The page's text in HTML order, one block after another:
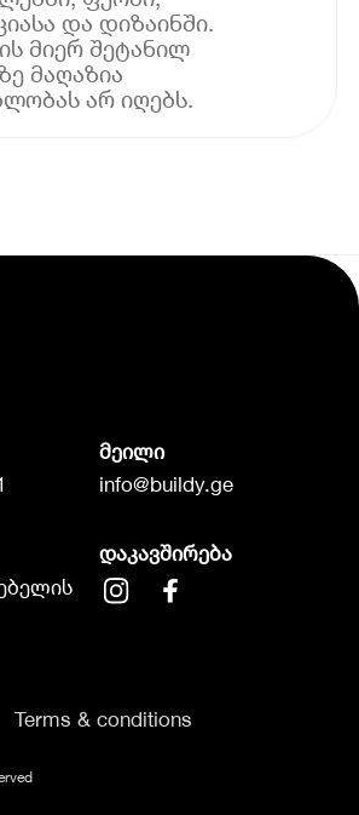
და დიზაინში.
მიერ შეტანილ
მაღაზია
არ იღებს.
მეილი
info@buildy.ge
დაკავშირება
Terms & conditions